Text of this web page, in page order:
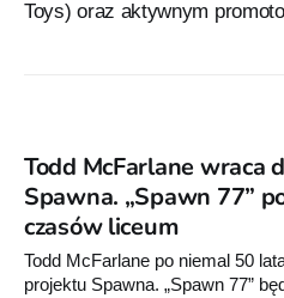
Toys) oraz aktywnym
Todd McFarlane wraca
Spawna. „Spawn 77”
czasów liceum
Todd McFarlane po niemal 50
projektu Spawna. „Spawn 77”